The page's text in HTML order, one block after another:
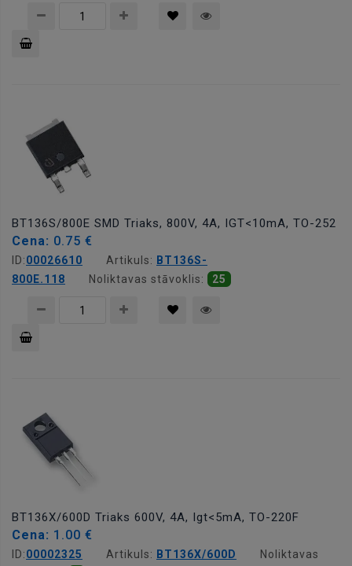
BT136S/800E SMD Triaks, 800V, 4A, IGT<10mA, TO-252
Cena: 0.75 €
ID:00026610 Artikuls: BT136S-
800E.118
Noliktavas stāvoklis: 25
BT136X/600D Triaks 600V, 4A, Igt<5mA, TO-220F
Cena: 1.00 €
ID:00002325 Artikuls: BT136X/600D
Noliktavas